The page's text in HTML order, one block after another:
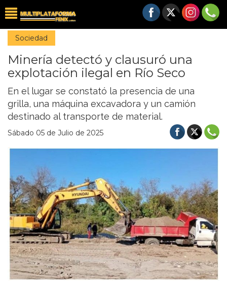
Sociedad
Minería detectó y clausuró una
explotación ilegal en Río Seco
En el lugar se constató la presencia de una
grilla, una máquina excavadora y un camión
destinado al transporte de material.
Sábado 05 de Julio de 2025